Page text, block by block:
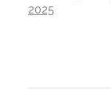
2025